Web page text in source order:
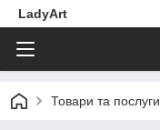
LadyArt
Товари та послуги